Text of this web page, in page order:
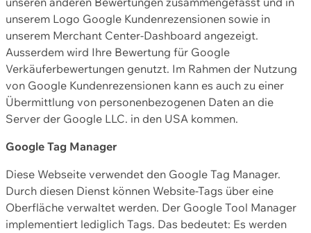
unserem Logo Google Kundenrezensionen sowie in
unserem Merchant Center-Dashboard angezeigt.
Ausserdem wird Ihre Bewertung für Google
Verkäuferbewertungen genutzt. Im Rahmen der Nutzung
von Google Kundenrezensionen kann es auch zu einer
Übermittlung von personenbezogenen Daten an die
Server der Google LLC. in den USA kommen.
Google Tag Manager
Diese Webseite verwendet den Google Tag Manager.
Durch diesen Dienst können Website-Tags über eine
Oberfläche verwaltet werden. Der Google Tool Manager
implementiert lediglich Tags. Das bedeutet: Es werden